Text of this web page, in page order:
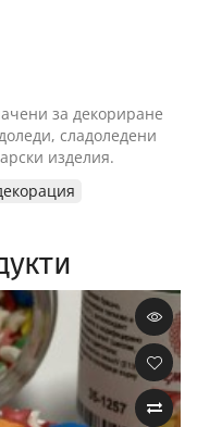
за декориране
сладоледени
изделия.